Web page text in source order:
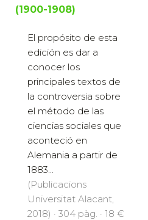
(1900-1908)
El propósito de esta
edición es dar a
conocer los
principales textos de
la controversia sobre
el método de las
ciencias sociales que
aconteció en
Alemania a partir de
1883...
(Publicacions
Universitat Alacant,
2018) · 304 pàg. · 18 €